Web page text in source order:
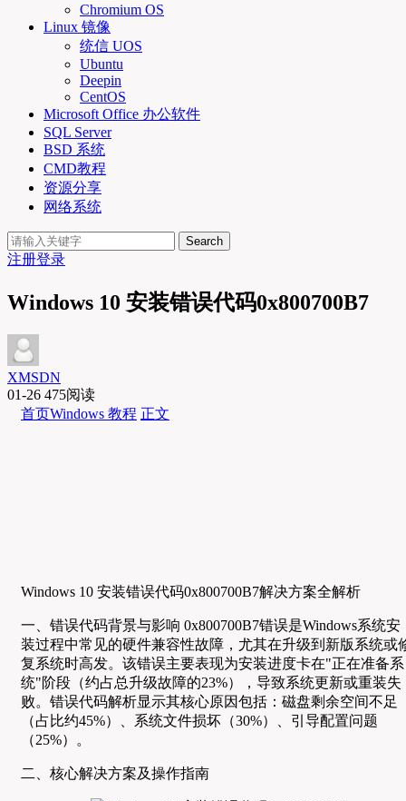
Chromium OS
Linux 镜像
统信 UOS
Ubuntu
Deepin
CentOS
Microsoft Office 办公软件
SQL Server
BSD 系统
CMD教程
资源分享
网络系统
Search
注册登录
Windows 10 安装错误代码0x800700B7
XMSDN
01-26 475阅读
首页Windows 教程 正文
Windows 10 安装错误代码0x800700B7解决方案全解析
一、错误代码背景与影响 0x800700B7错误是Windows系统安
装过程中常见的硬件兼容性故障，尤其在升级到新版系统或
复系统时高发。该错误主要表现为安装进度卡在"正在准备系
统"阶段（约占总升级故障的23%），导致系统更新或重装失
败。错误代码解析显示其核心原因包括：磁盘剩余空间不足
（占比约45%）、系统文件损坏（30%）、引导配置问题
（25%）。
二、核心解决方案及操作指南